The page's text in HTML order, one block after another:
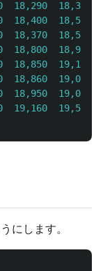
にします。